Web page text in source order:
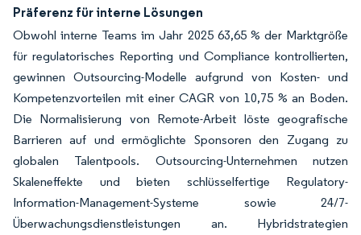
Präferenz für interne Lösungen
Obwohl interne Teams im Jahr 2025 63,65 % der Marktgröße
für regulatorisches Reporting und Compliance kontrollierten,
gewinnen Outsourcing-Modelle aufgrund von Kosten- und
Kompetenzvorteilen mit einer CAGR von 10,75 % an Boden.
Die Normalisierung von Remote-Arbeit löste geografische
Barrieren auf und ermöglichte Sponsoren den Zugang zu
globalen Talentpools. Outsourcing-Unternehmen nutzen
Skaleneffekte und bieten schlüsselfertige Regulatory-
Information-Management-Systeme sowie 24/7-
Überwachungsdienstleistungen an. Hybridstrategien